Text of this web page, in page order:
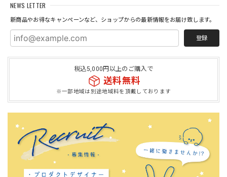
NEWS LETTER
新商品やお得なキャンペーンなど、ショップからの最新情報をお届け致します。
登録
税込5,000円以上のご購入で
送料無料
※一部地域は別途地域料を頂戴しております